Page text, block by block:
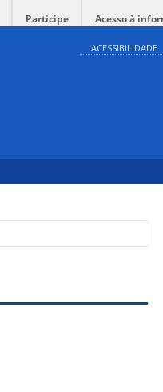
Participe Acesso à
ACESSIBILIDADE